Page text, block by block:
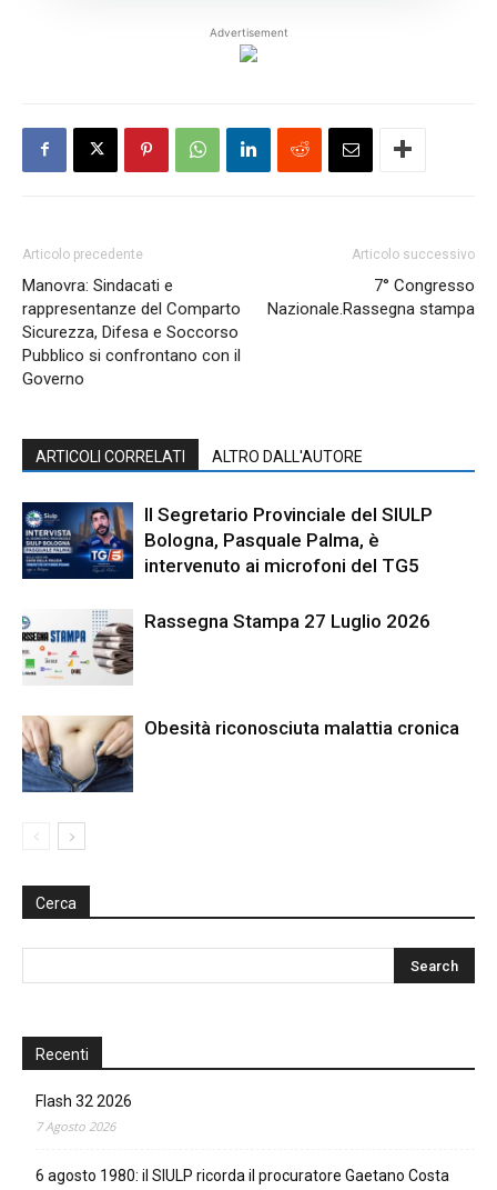
Advertisement
Articolo precedente
Manovra: Sindacati e
rappresentanze del Comparto
Sicurezza, Difesa e Soccorso
Pubblico si confrontano con il
Governo
Articolo successivo
7° Congresso
Nazionale.Rassegna stampa
ARTICOLI CORRELATI ALTRO DALL'AUTORE
Il Segretario Provinciale del SIULP
Bologna, Pasquale Palma, è
intervenuto ai microfoni del TG5
Rassegna Stampa 27 Luglio 2026
Obesità riconosciuta malattia cronica
Cerca
Recenti
Flash 32 2026
7 Agosto 2026
6 agosto 1980: il SIULP ricorda il procuratore Gaetano Costa